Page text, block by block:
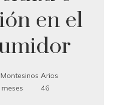
en el
Arias
46